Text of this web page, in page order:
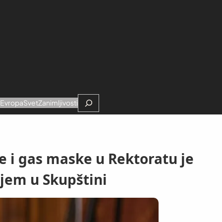
EvropaSvetZanimljivostiSearch
gas maske u Rektoratu je
u Skupštini